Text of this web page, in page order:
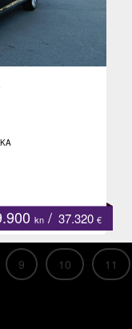
kn / 37.320 €
9 10 11